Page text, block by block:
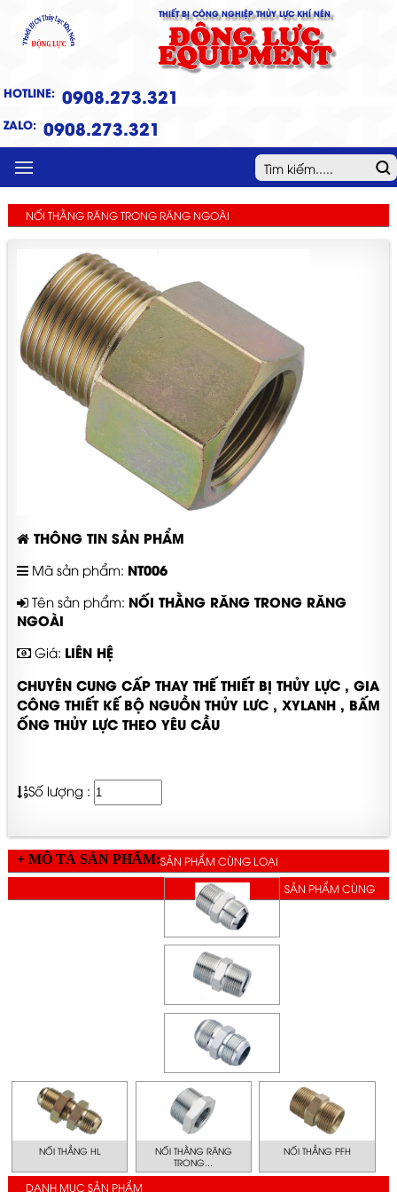
THIẾT BỊ CÔNG NGHIỆP THỦY LỰC KHÍ NÉN
ĐỘNG LỰC
EQUIPMENT
HOTLINE:0908.273.321
ZALO:0908.273.321
MENU
NỐI THẰNG RĂNG TRONG RĂNG NGOÀI
THÔNG TIN SẢN PHẨM
Mã sản phẩm: NT006
Tên sản phẩm: NỐI THẰNG RĂNG TRONG RĂNG
NGOÀI
Giá: LIÊN HỆ
CHUYÊN CUNG CẤP THAY THẾ THIẾT BỊ THỦY LỰC , GIA
CÔNG THIẾT KẾ BỘ NGUỒN THỦY LƯC , XYLANH , BẤM
ỐNG THỦY LỰC THEO YÊU CẦU
Số lượng :
+ MÔ TẢ SẢN PHẨM:SẢN PHẨM CÙNG LOẠI
SẢN PHẨM CÙNG
NỐI THẲNG HL
NỐI THẰNG RĂNG
TRONG...
NỐI THẲNG PFH
DANH MỤC SẢN PHẨM